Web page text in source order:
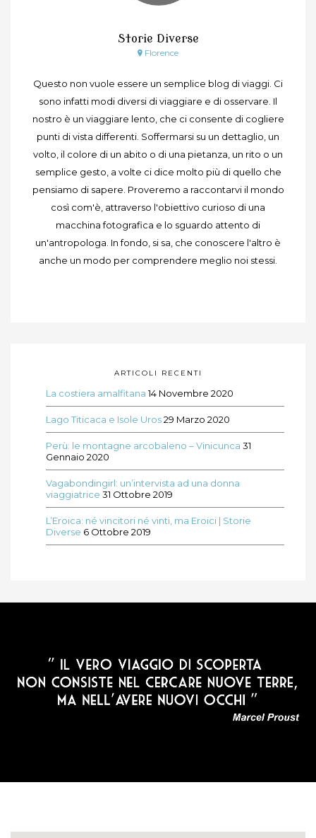
Storie Diverse
Florence
Questo non vuole essere un semplice blog di viaggi. Ci
sono infatti modi diversi di viaggiare e di osservare. Il
nostro è un viaggiare lento, che ci consente di cogliere
punti di vista differenti. Soffermarsi su un dettaglio, un
volto, il colore di un abito o di una pietanza, un rito o un
semplice gesto, a volte ci dice molto più di quello che
pensiamo di sapere. Proveremo a raccontarvi il mondo
così com'è, attraverso l'obiettivo curioso di una
macchina fotografica e lo sguardo attento di
un'antropologa. In fondo, si sa, che conoscere l'altro è
anche un modo per comprendere meglio noi stessi.
ARTICOLI RECENTI
La costiera amalfitana 14 Novembre 2020
Lago Titicaca e Isole Uros29 Marzo 2020
Perù: le montagne arcobaleno – Vinicunca 31
Gennaio 2020
Vagabondingirl: un’intervista ad una donna
viaggiatrice 31 Ottobre 2019
L’Eroica: né vincitori né vinti, ma Eroici | Storie
Diverse 6 Ottobre 2019